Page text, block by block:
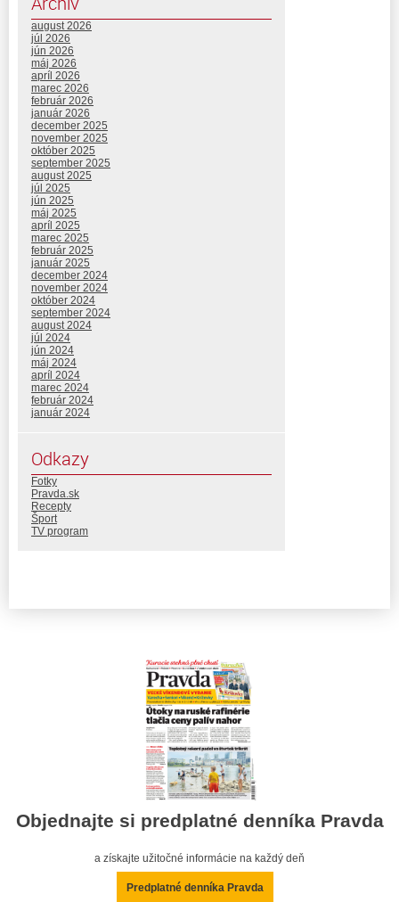
august 2026
júl 2026
jún 2026
máj 2026
apríl 2026
marec 2026
február 2026
január 2026
december 2025
november 2025
október 2025
september 2025
august 2025
júl 2025
jún 2025
máj 2025
apríl 2025
marec 2025
február 2025
január 2025
december 2024
november 2024
október 2024
september 2024
august 2024
júl 2024
jún 2024
máj 2024
apríl 2024
marec 2024
február 2024
január 2024
Odkazy
Fotky
Pravda.sk
Recepty
Šport
TV program
Objednajte si predplatné denníka Pravda
a získajte užitočné informácie na každý deň
Predplatné denníka Pravda